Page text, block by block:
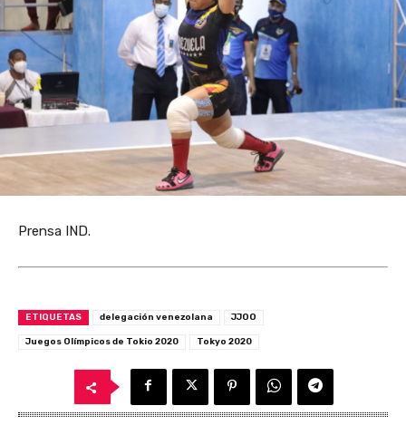
Prensa IND.
ETIQUETAS delegación venezolana JJOO
Juegos Olímpicos de Tokio 2020 Tokyo 2020